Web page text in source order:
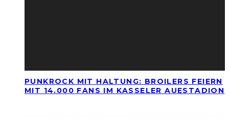
PUNKROCK MIT HALTUNG: BROILERS FEIERN
MIT 14.000 FANS IM KASSELER AUESTADION